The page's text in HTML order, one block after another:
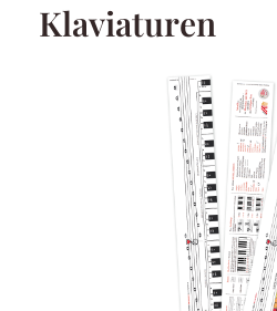
Klaviaturen